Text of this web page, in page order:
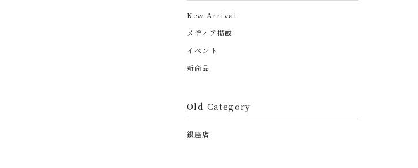
New Arrival
メディア掲載
イベント
新商品
Old Category
銀座店